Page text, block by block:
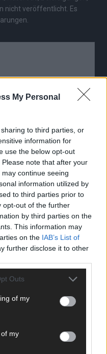
My Personal
to third parties, or
information for
use the below opt-out
note that after your
continue seeing
information utilized by
to third parties prior to
opt-out of the further
by third parties on the
This information may
on the IAB’s List of
further disclose it to other
Outs
of my
my
nicht veröffentlicht. Es